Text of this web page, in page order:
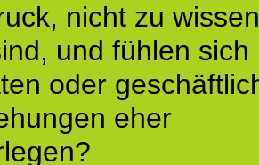
nicht zu
und fühlen sich
oder
eher